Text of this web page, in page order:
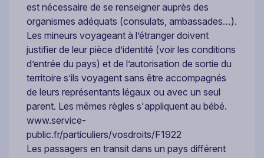
est nécessaire de se renseigner auprès des
organismes adéquats (consulats, ambassades…).
Les mineurs voyageant à l’étranger doivent
justifier de leur pièce d’identité (voir les conditions
d’entrée du pays) et de l’autorisation de sortie du
territoire s’ils voyagent sans être accompagnés
de leurs représentants légaux ou avec un seul
parent. Les mêmes règles s'appliquent au bébé.
www.service-
public.fr/particuliers/vosdroits/F1922
Les passagers en transit dans un pays différent